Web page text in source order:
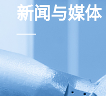
新闻与媒体